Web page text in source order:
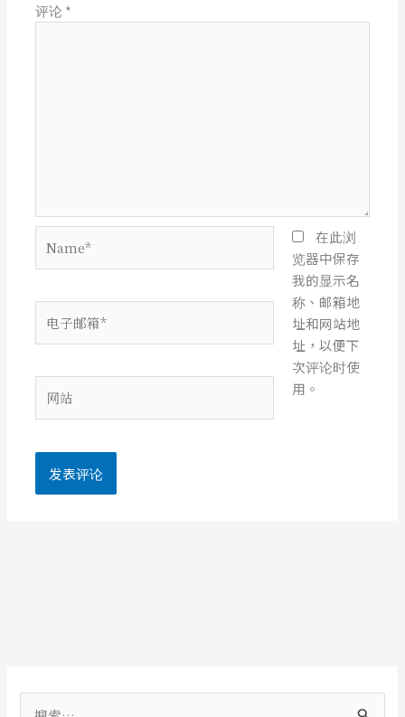
评论 *
子
箱
站
在此浏
览器中保存
我的显示名
称、邮箱地
址和网站地
址，以便下
次评论时使
用。